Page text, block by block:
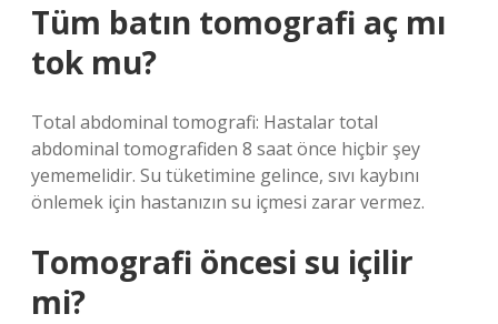
Tüm batın tomografi aç mı
tok mu?
Total abdominal tomografi: Hastalar total
abdominal tomografiden 8 saat önce hiçbir şey
yememelidir. Su tüketimine gelince, sıvı kaybını
önlemek için hastanızın su içmesi zarar vermez.
Tomografi öncesi su içilir
mi?